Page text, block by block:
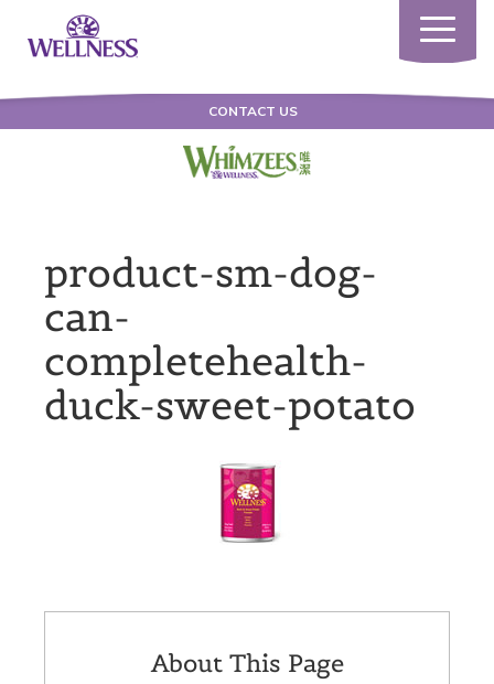
Toggle
CONTACT US
product-sm-dog-
can-
completehealth-
duck-sweet-potato
About This Page